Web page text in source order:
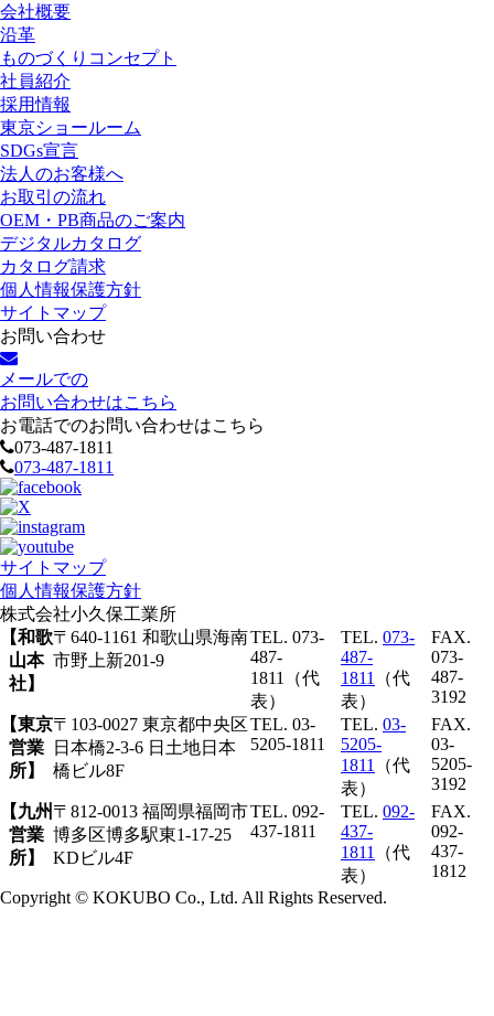
会社概要
沿革
ものづくりコンセプト
社員紹介
採用情報
東京ショールーム
SDGs宣言
法人のお客様へ
お取引の流れ
OEM・PB商品のご案内
デジタルカタログ
カタログ請求
個人情報保護方針
サイトマップ
お問い合わせ
メールでの
お問い合わせはこちら
お電話でのお問い合わせはこちら
073-487-1811
073-487-1811
サイトマップ
個人情報保護方針
株式会社小久保工業所
【和歌
山本
社】
〒640-1161 和歌山県海南
市野上新201-9
TEL. 073-
487-
1811（代
表）
TEL. 073-
487-
1811
（代
表）
FAX.
073-
487-
3192
【東京
営業
所】
〒103-0027 東京都中央区
日本橋2-3-6 日土地日本
橋ビル8F
TEL. 03-
5205-1811
TEL. 03-
5205-
1811
（代
表）
FAX.
03-
5205-
3192
【九州
営業
所】
〒812-0013 福岡県福岡市
博多区博多駅東1-17-25
KDビル4F
TEL. 092-
437-1811
TEL. 092-
437-
1811
（代
表）
FAX.
092-
437-
1812
Copyright © KOKUBO Co., Ltd. All Rights Reserved.